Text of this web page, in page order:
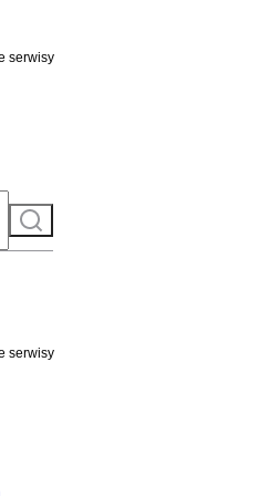
się w nowej karcie
serwisy
Szukaj
karcie
się w nowej karcie
serwisy